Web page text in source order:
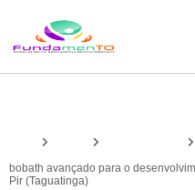
bobath avançado para o
Pir (Taguatinga)